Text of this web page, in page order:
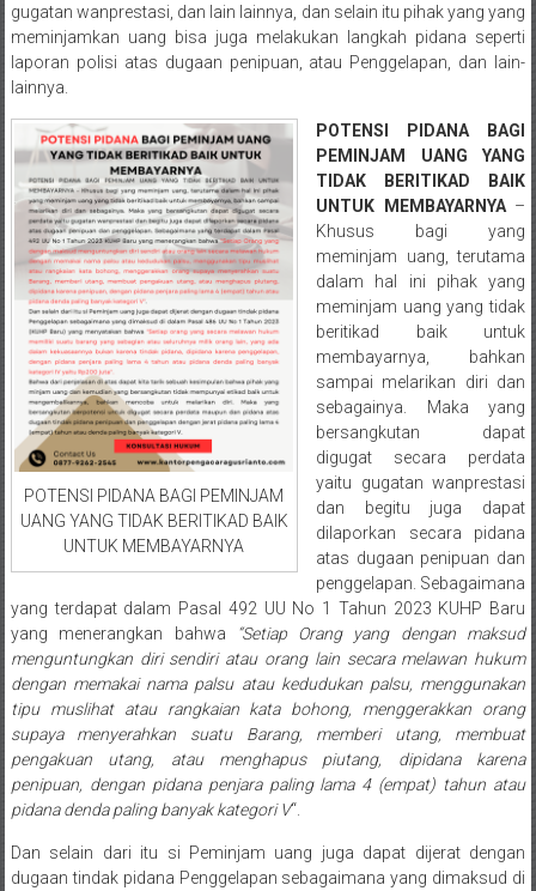
selatan/
Jakarta
Utara/
Jakarta
Pusat/
Karawang/
Lampung
Barat/
Lampung
Timur/Lampung/
Jambi/
Bengkulu/
Medan/
Aceh/
Damasyaraya/
Solok/
Padang
Selatan/Padang
barat/
Kota
Padang/
Sumatera
Barat/
Pariaman/
Bukittinggi/
Padang
panjang/
Kayutanam/
Baso/
gugatan wanprestasi, dan lain lainnya, dan selain itu pihak yang yang
meminjamkan uang bisa juga melakukan langkah pidana seperti
laporan polisi atas dugaan penipuan, atau Penggelapan, dan lain-
lainnya.
POTENSI PIDANA BAGI PEMINJAM
UANG YANG TIDAK BERITIKAD BAIK
UNTUK MEMBAYARNYA
POTENSI PIDANA BAGI
PEMINJAM UANG YANG
TIDAK BERITIKAD BAIK
UNTUK MEMBAYARNYA–
Khusus bagi yang
meminjam uang, terutama
dalam hal ini pihak yang
meminjam uang yang tidak
beritikad baik untuk
membayarnya, bahkan
sampai melarikan diri dan
sebagainya. Maka yang
bersangkutan dapat
digugat secara perdata
yaitu gugatan wanprestasi
dan begitu juga dapat
dilaporkan secara pidana
atas dugaan penipuan dan
penggelapan. Sebagaimana
yang terdapat dalam Pasal 492 UU No 1 Tahun 2023 KUHP Baru
yang menerangkan bahwa
“Setiap Orang yang dengan maksud
menguntungkan diri sendiri atau orang lain secara melawan hukum
dengan memakai nama palsu atau kedudukan palsu, menggunakan
tipu muslihat atau rangkaian kata bohong, menggerakkan orang
supaya menyerahkan suatu Barang, memberi utang, membuat
pengakuan utang, atau menghapus piutang, dipidana karena
penipuan, dengan pidana penjara paling lama 4 (empat) tahun atau
pidana denda paling banyak kategori V“.
Dan selain dari itu si Peminjam uang juga dapat dijerat dengan
dugaan tindak pidana Penggelapan sebagaimana yang dimaksud di